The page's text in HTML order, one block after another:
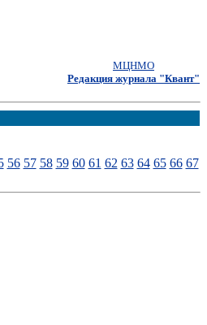
МЦНМО
Редакция журнала "Квант"
56 57 58 59 60 61 62 63 64 65 66 67